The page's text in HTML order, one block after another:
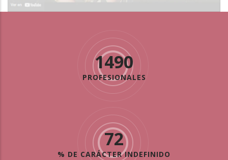
1490
PROFESIONALES
72
% DE CARÁCTER INDEFINIDO